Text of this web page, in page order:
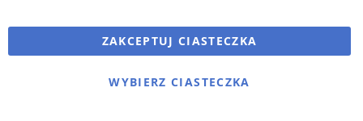
ZAKCEPTUJ CIASTECZKA
WYBIERZ CIASTECZKA